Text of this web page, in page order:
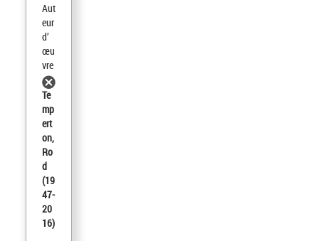
Aut
eur
d’
œu
vre
Te
mp
ert
on,
Ro
d
(19
47-
20
16)